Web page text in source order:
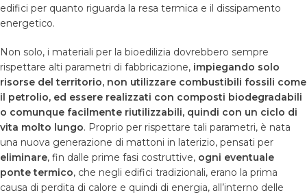
edifici per quanto riguarda la resa termica e il dissipamento
energetico.
Non solo, i materiali per la bioedilizia dovrebbero sempre
rispettare alti parametri di fabbricazione, impiegando solo
risorse del territorio, non utilizzare combustibili fossili come
il petrolio, ed essere realizzati con composti biodegradabili
o comunque facilmente riutilizzabili, quindi con un ciclo di
vita molto lungo. Proprio per rispettare tali parametri, è nata
una nuova generazione di mattoni in laterizio, pensati per
eliminare, fin dalle prime fasi costruttive, ogni eventuale
ponte termico, che negli edifici tradizionali, erano la prima
causa di perdita di calore e quindi di energia, all’interno delle